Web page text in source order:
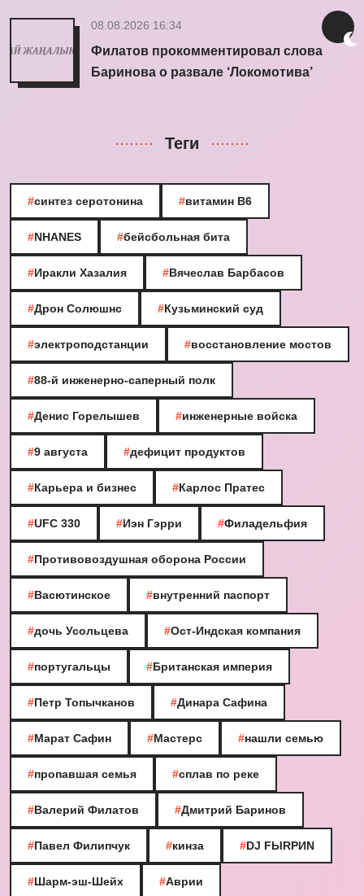
08.08.2026 16:34
Филатов прокомментировал слова
Баринова о развале ‘Локомотива’
Теги
#синтез серотонина #витамин B6
#NHANES #бейсбольная бита
#Иракли Хазалия #Вячеслав Барбасов
#Дрон Солюшнс #Кузьминский суд
#электроподстанции #восстановление мостов
#88-й инженерно-саперный полк
#Денис Горелышев #инженерные войска
#9 августа #дефицит продуктов
#Карьера и бизнес #Карлос Пратес
#UFC 330 #Иэн Гэрри #Филадельфия
#Противовоздушная оборона России
#Васютинское #внутренний паспорт
#дочь Усольцева #Ост-Индская компания
#португальцы #Британская империя
#Петр Топычканов #Динара Сафина
#Марат Сафин #Мастерс #нашли семью
#пропавшая семья #сплав по реке
#Валерий Филатов #Дмитрий Баринов
#Павел Филипчук #кинза #DJ FЫRРИN
#Шарм-эш-Шейх #Аврии